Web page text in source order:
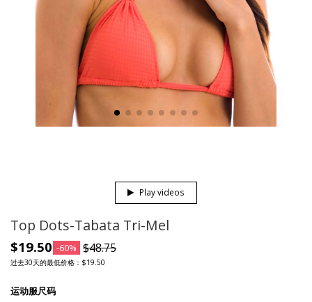
Play videos
Top Dots-Tabata Tri-Mel
$19.50 -60% $48.75
过去30天的最低价格：$19.50
运动服尺码